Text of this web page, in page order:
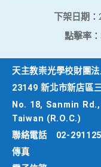
下架日期：
點擊率：
天主教崇光學校財團
23149 新北市新店區
No. 18, Sanmin
Taiwan (R.O.C.)
聯絡電話
02-
傳真